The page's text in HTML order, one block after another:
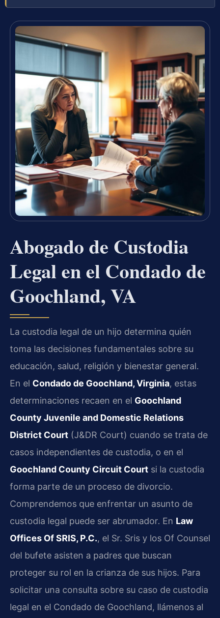
Abogado de Custodia
Legal en el Condado de
Goochland, VA
La custodia legal de un hijo determina quién
toma las decisiones fundamentales sobre su
educación, salud, religión y bienestar general.
En el Condado de Goochland, Virginia, estas
determinaciones recaen en el Goochland
County Juvenile and Domestic Relations
District Court (J&DR Court) cuando se trata de
casos independientes de custodia, o en el
Goochland County Circuit Court si la custodia
forma parte de un proceso de divorcio.
Comprendemos que enfrentar un asunto de
custodia legal puede ser abrumador. En Law
Offices Of SRIS, P.C., el Sr. Sris y los Of Counsel
del bufete asisten a padres que buscan
proteger su rol en la crianza de sus hijos. Para
solicitar una consulta sobre su caso de custodia
legal en el Condado de Goochland, llámenos al